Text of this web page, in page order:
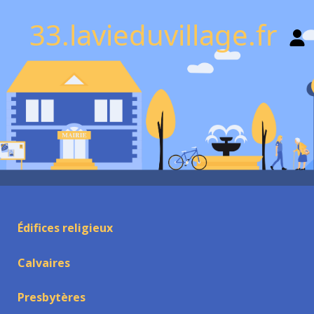
33.lavieduvillage.fr
Édifices religieux
Calvaires
Presbytères